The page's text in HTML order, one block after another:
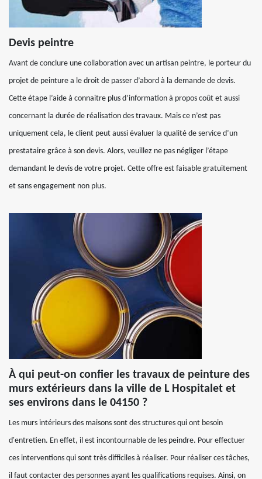
Devis peintre
Avant de conclure une collaboration avec un artisan peintre, le porteur du
projet de peinture a le droit de passer d’abord à la demande de devis.
Cette étape l’aide à connaitre plus d’information à propos coût et aussi
concernant la durée de réalisation des travaux. Mais ce n’est pas
uniquement cela, le client peut aussi évaluer la qualité de service d’un
prestataire grâce à son devis. Alors, veuillez ne pas négliger l’étape
demandant le devis de votre projet. Cette offre est faisable gratuitement
et sans engagement non plus.
À qui peut-on confier les travaux de peinture des
murs extérieurs dans la ville de L Hospitalet et
ses environs dans le 04150 ?
Les murs intérieurs des maisons sont des structures qui ont besoin
d'entretien. En effet, il est incontournable de les peindre. Pour effectuer
ces interventions qui sont très difficiles à réaliser. Pour réaliser ces tâches,
il faut contacter des personnes ayant les qualifications requises. Ainsi, on